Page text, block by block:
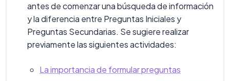
antes de comenzar una búsqueda de información
y la diferencia entre Preguntas Iniciales y
Preguntas Secundarias. Se sugiere realizar
previamente las siguientes actividades:
La importancia de formular preguntas